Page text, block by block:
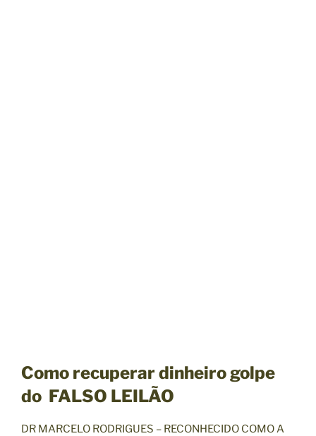
Como recuperar dinheiro golpe
do FALSO LEILÃO
DR MARCELO RODRIGUES – RECONHECIDO COMO A